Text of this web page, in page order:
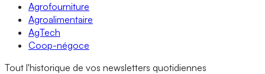
Agrofourniture
Agroalimentaire
AgTech
Coop-négoce
Tout l'historique de vos newsletters quotidiennes